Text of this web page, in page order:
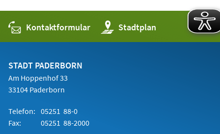
Kontaktformular Stadtplan
(Öffnet
in
einem
STADT PADERBORN
Am Hoppenhof 33
33104 Paderborn
Telefon: 05251 88-0
Fax:
05251 88-2000